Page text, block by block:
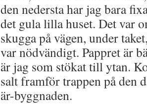
den nedersta har jag bara
det gula lilla huset. Det var
skugga på vägen, under
var nödvändigt. Pappret är
är jag som stökat till ytan.
salt framför trappen på den
är-byggnaden.